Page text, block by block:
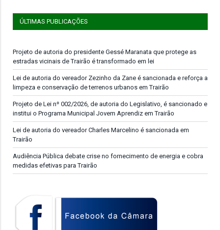
ÚLTIMAS PUBLICAÇÕES
Projeto de autoria do presidente Gessé Maranata que protege as
estradas vicinais de Trairão é transformado em lei
Lei de autoria do vereador Zezinho da Zane é sancionada e reforça a
limpeza e conservação de terrenos urbanos em Trairão
Projeto de Lei nº 002/2026, de autoria do Legislativo, é sancionado e
institui o Programa Municipal Jovem Aprendiz em Trairão
Lei de autoria do vereador Charles Marcelino é sancionada em
Trairão
Audiência Pública debate crise no fornecimento de energia e cobra
medidas efetivas para Trairão